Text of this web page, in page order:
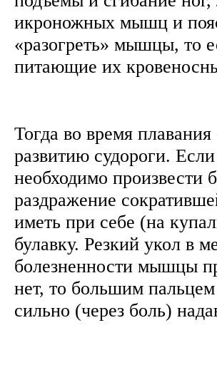
икроножных мышц и
«разогреть» мышцы, то
питающие их
Тогда во время
развитию судороги.
необходимо произвести
раздражение
иметь при себе (на
булавку. Резкий укол в
болезненности мышцы
нет, то большим
сильно (через боль)